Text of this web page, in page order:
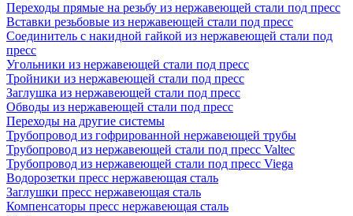
Переходы прямые на резьбу из нержавеющей стали под пресс
Вставки резьбовые из нержавеющей стали под пресс
Соединитель с накидной гайкой из нержавеющей стали под
пресс
Угольники из нержавеющей стали под пресс
Тройники из нержавеющей стали под пресс
Заглушка из нержавеющей стали под пресс
Обводы из нержавеющей стали под пресс
Переходы на другие системы
Трубопровод из гофрированной нержавеющей трубы
Трубопровод из нержавеющей стали под пресс Valtec
Трубопровод из нержавеющей стали под пресс Viega
Водорозетки пресс нержавеющая сталь
Заглушки пресс нержавеющая сталь
Компенсаторы пресс нержавеющая сталь